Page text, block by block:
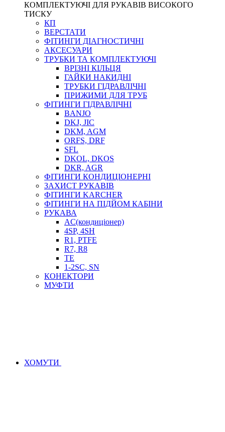
КОМПЛЕКТУЮЧІ ДЛЯ РУКАВІВ ВИСОКОГО
ТИСКУ
КП
ВЕРСТАТИ
ФІТИНГИ ДІАГНОСТИЧНІ
АКСЕСУАРИ
ТРУБКИ ТА КОМПЛЕКТУЮЧІ
ВРІЗНІ КІЛЬЦЯ
ГАЙКИ НАКИДНІ
ТРУБКИ ГІДРАВЛІЧНІ
ПРИЖИМИ ДЛЯ ТРУБ
ФІТИНГИ ГІДРАВЛІЧНІ
BANJO
DKJ, JIC
DKM, AGM
ORFS, DRF
SFL
DKOL, DKOS
DKR, AGR
ФІТИНГИ КОНДИЦІОНЕРНІ
ЗАХИСТ РУКАВІВ
ФІТИНГИ KARCHER
ФІТИНГИ НА ПІДЙОМ КАБІНИ
РУКАВА
AC(кондиціонер)
4SP, 4SH
R1, PTFE
R7, R8
TE
1-2SC, SN
КОНЕКТОРИ
МУФТИ
ХОМУТИ